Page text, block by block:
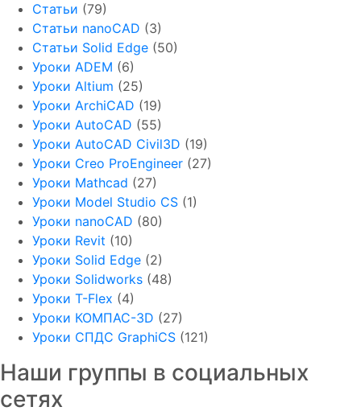
Статьи (79)
Статьи nanoCAD (3)
Статьи Solid Edge (50)
Уроки ADEM (6)
Уроки Altium (25)
Уроки ArchiCAD (19)
Уроки AutoCAD (55)
Уроки AutoCAD Civil3D (19)
Уроки Creo ProEngineer (27)
Уроки Mathcad (27)
Уроки Model Studio CS (1)
Уроки nanoCAD (80)
Уроки Revit (10)
Уроки Solid Edge (2)
Уроки Solidworks (48)
Уроки T-Flex (4)
Уроки КОМПАС-3D (27)
Уроки СПДС GraphiCS (121)
Наши группы в социальных
сетях